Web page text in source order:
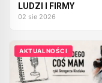
LUDZI I FIRMY
02 sie 2026
AKTUALNOŚCI